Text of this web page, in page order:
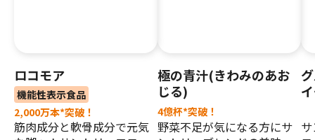
ロコモア
機能性表示食品
2,000万本*突破！
筋肉成分と軟骨成分で元気
極の青汁(きわみのあお
じる)
4億杯*突破！
野菜不足が気になる方にサ